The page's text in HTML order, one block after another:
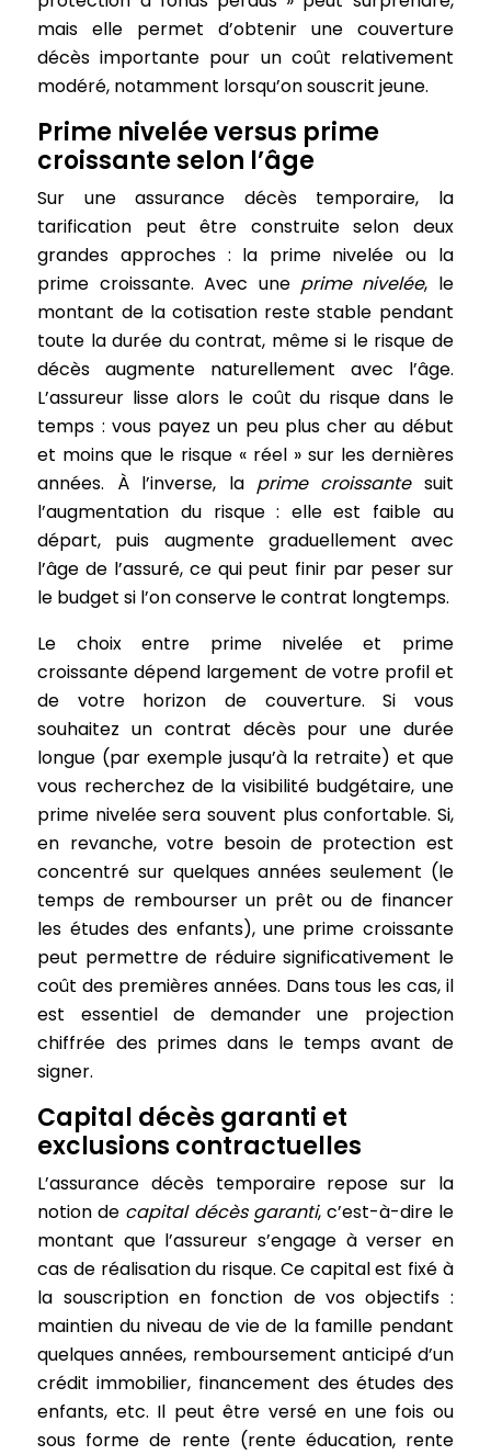
mais elle permet d’obtenir une couverture
décès importante pour un coût relativement
modéré, notamment lorsqu’on souscrit jeune.
Prime nivelée versus prime
croissante selon l’âge
Sur une assurance décès temporaire, la
tarification peut être construite selon deux
grandes approches : la prime nivelée ou la
prime croissante. Avec une prime nivelée, le
montant de la cotisation reste stable pendant
toute la durée du contrat, même si le risque de
décès augmente naturellement avec l’âge.
L’assureur lisse alors le coût du risque dans le
temps : vous payez un peu plus cher au début
et moins que le risque « réel » sur les dernières
années. À l’inverse, la prime croissantesuit
l’augmentation du risque : elle est faible au
départ, puis augmente graduellement avec
l’âge de l’assuré, ce qui peut finir par peser sur
le budget si l’on conserve le contrat longtemps.
Le choix entre prime nivelée et prime
croissante dépend largement de votre profil et
de votre horizon de couverture. Si vous
souhaitez un contrat décès pour une durée
longue (par exemple jusqu’à la retraite) et que
vous recherchez de la visibilité budgétaire, une
prime nivelée sera souvent plus confortable. Si,
en revanche, votre besoin de protection est
concentré sur quelques années seulement (le
temps de rembourser un prêt ou de financer
les études des enfants), une prime croissante
peut permettre de réduire significativement le
coût des premières années. Dans tous les cas, il
est essentiel de demander une projection
chiffrée des primes dans le temps avant de
signer.
Capital décès garanti et
exclusions contractuelles
L’assurance décès temporaire repose sur la
notion de capital décès garanti, c’est-à-dire le
montant que l’assureur s’engage à verser en
cas de réalisation du risque. Ce capital est fixé à
la souscription en fonction de vos objectifs :
maintien du niveau de vie de la famille pendant
quelques années, remboursement anticipé d’un
crédit immobilier, financement des études des
enfants, etc. Il peut être versé en une fois ou
sous forme de rente (rente éducation, rente